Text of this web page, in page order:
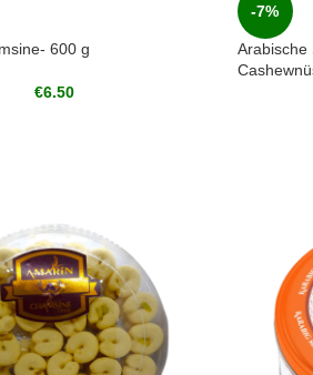
600 g
€6.50
-7%
Arabische